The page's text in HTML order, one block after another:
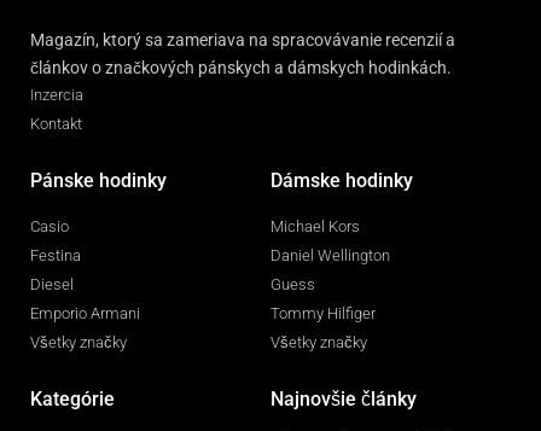
Magazín, ktorý sa zameriava na spracovávanie recenzií a
článkov o značkových pánskych a dámskych hodinkách.
Inzercia
Kontakt
Pánske hodinky
Casio
Festina
Diesel
Emporio Armani
Všetky značky
Dámske hodinky
Michael Kors
Daniel Wellington
Guess
Tommy Hilfiger
Všetky značky
Kategórie Najnovšie články